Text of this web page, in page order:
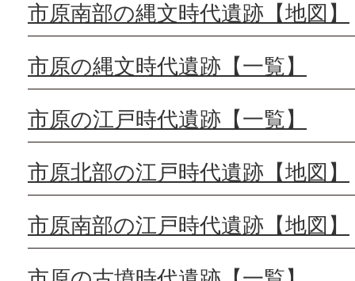
市原南部の縄文時代遺跡【地図】
市原の縄文時代遺跡【一覧】
市原の江戸時代遺跡【一覧】
市原北部の江戸時代遺跡【地図】
市原南部の江戸時代遺跡【地図】